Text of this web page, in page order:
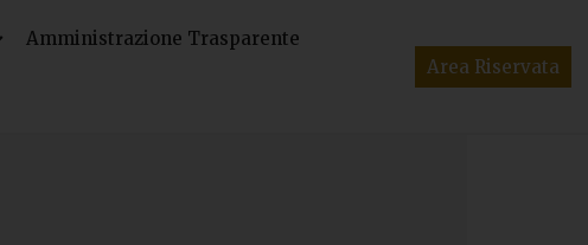
Amministrazione Trasparente
Area Riservata